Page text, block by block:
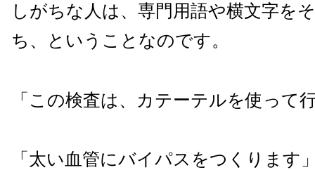
しがちな人は、専門用語や横文字を
ち、ということなのです。
「この検査は、カテーテルを使って
「太い血管にバイパスをつくります